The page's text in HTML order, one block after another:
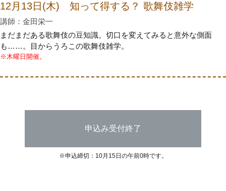
12月13日(木) 知って得する？ 歌舞伎雑学
講師：金田栄一
まだまだある歌舞伎の豆知識。切口を変えてみると意外な側面
も……。目からうろこの歌舞伎雑学。
※木曜日開催。
申込み受付終了
※申込締切：10月15日の午前0時です。